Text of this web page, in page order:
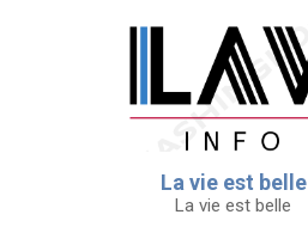
La vie est belle
La vie est belle